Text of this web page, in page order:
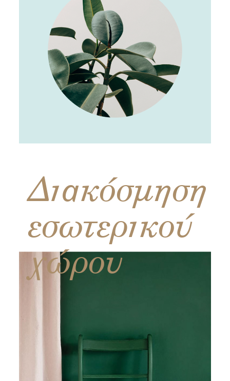
Διακόσμηση
εσωτερικού
χώρου